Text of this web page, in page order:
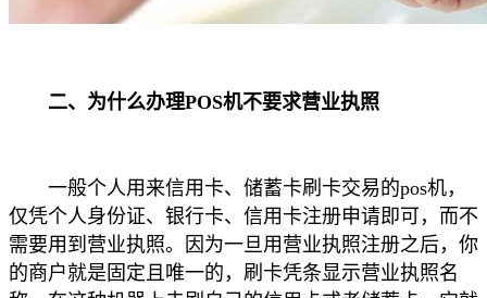
二、为什么办理POS机不要求营业执照
一般个人用来信用卡、储蓄卡刷卡交易的pos机，
仅凭个人身份证、银行卡、信用卡注册申请即可，而不
需要用到营业执照。因为一旦用营业执照注册之后，你
的商户就是固定且唯一的，刷卡凭条显示营业执照名